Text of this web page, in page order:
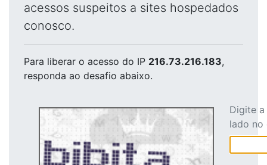
acessos suspeitos a sites hospedados
conosco.
Para liberar o acesso do IP 216.73.216.183,
responda ao desafio abaixo.
Digite
lado no